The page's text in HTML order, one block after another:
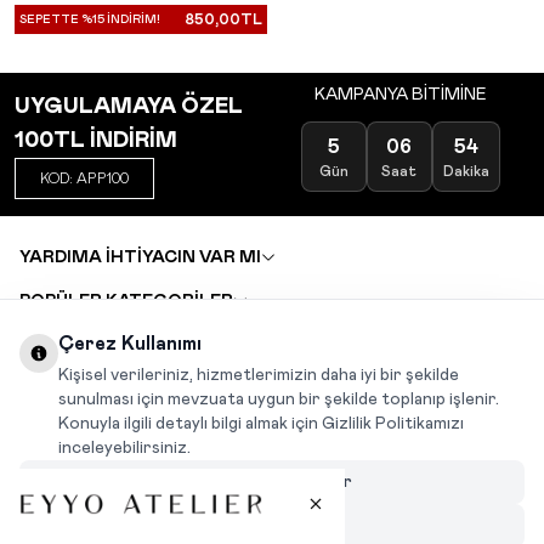
SEPETTE %15 İNDİRİM! 850,00TL
UYGULAMAYA ÖZEL
100TL İNDİRİM
KOD: APP100
KAMPANYA BİTİMİNE
5
Gün
06
Saat
54
Dakika
YARDIMA İHTİYACIN VAR MI
POPÜLER KATEGORİLER
DEĞİŞİM VE İADE TALEBİ
KARIYER
INSTAGRAM
Çerez Kullanımı
Kişisel verileriniz, hizmetlerimizin daha iyi bir şekilde
sunulması için mevzuata uygun bir şekilde toplanıp işlenir.
Konuyla ilgili detaylı bilgi almak için Gizlilik Politikamızı
inceleyebilirsiniz.
Çerezleri Özelleştir